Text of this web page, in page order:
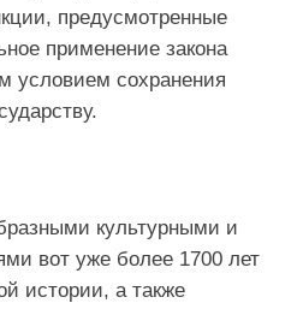
предусмотренные
применение закона
условием сохранения
культурными и
вот уже более 1700 лет
истории, а также